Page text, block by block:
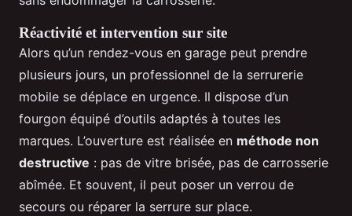
Réactivité et intervention sur site
Alors qu’un rendez-vous en garage peut prendre
plusieurs jours, un professionnel de la serrurerie
mobile se déplace en urgence. Il dispose d’un
fourgon équipé d’outils adaptés à toutes les
marques. L’ouverture est réalisée en méthode non
destructive : pas de vitre brisée, pas de carrosserie
abîmée. Et souvent, il peut poser un verrou de
secours ou réparer la serrure sur place.